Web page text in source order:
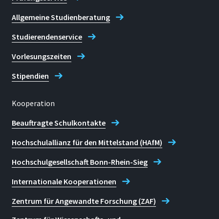
Channel Analysis
Das DevToSCA Projekt fokussiert auf
denen sicherheitskritische
Informationen von
Implementierungen während der
gebracht werden können. Das zentrale
Projektziel von DevToSCA ist die
Befähigung von Softwareentwicklern,
die eigenen Software-Produkte,
eigenständig entwickelten Krypto-
bzw. Sicherheitsfunktionen,
automatisiert auf ihre
Seitenkanalresistenz zu prüfen. Das
Allgemeine Studienberatung
Studierendenservice
Vorlesungszeiten
Stipendien
Kooperation
Beauftragte Schulkontakte
Hochschulallianz für den Mittelstand (HAfM)
Hochschulgesellschaft Bonn-Rhein-Sieg
Internationale Kooperationen
Zentrum für Angewandte Forschung (ZAF)